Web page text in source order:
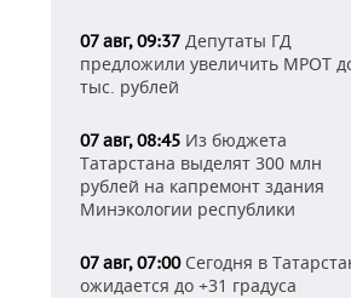
07 авг, 09:37 Депутаты ГД
предложили увеличить МРОТ
тыс. рублей
07 авг, 08:45 Из бюджета
Татарстана выделят 300 млн
рублей на капремонт здания
Минэкологии республики
07 авг, 07:00Сегодня в
ожидается до +31 градуса